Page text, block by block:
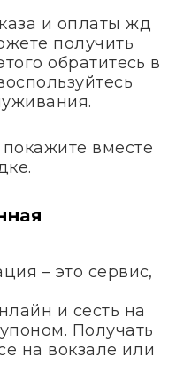
и оплаты жд
получить
обратитесь в
вместе
– это сервис,
и сесть на
Получать
на вокзале или